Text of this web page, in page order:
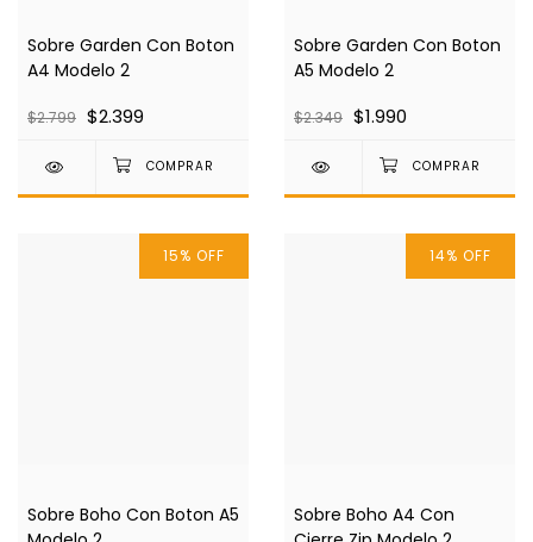
Sobre Garden Con Boton
A4 Modelo 2
$2.799 $2.399
Sobre Garden Con Boton
A5 Modelo 2
$2.349 $1.990
15% OFF
Sobre Boho Con Boton A5
14% OFF
Sobre Boho A4 Con